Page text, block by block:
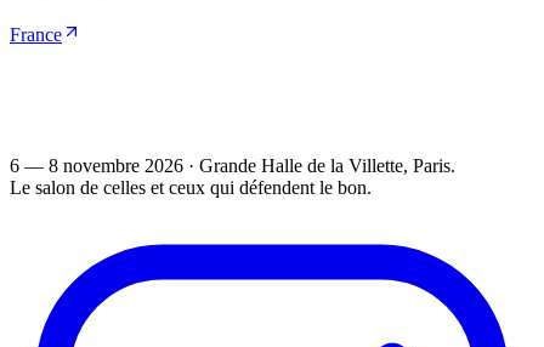
France
6 — 8 novembre 2026 · Grande Halle de la Villette, Paris.
Le salon de celles et ceux qui défendent le bon.